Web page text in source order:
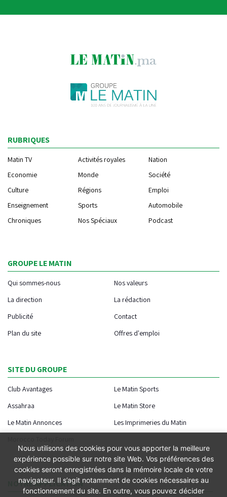
RUBRIQUES
Matin TV Activités royales
Nation
Economie
Monde
Société
Culture
Régions
Emploi
Enseignement
Sports
Automobile
Chroniques
Nos Spéciaux Podcast
GROUPE LE MATIN
Qui sommes-nous
Nos valeurs
La direction
La rédaction
Publicité
Contact
Plan du site
Offres d'emploi
SITE DU GROUPE
Club Avantages
Le Matin Sports
Assahraa
Le Matin Store
Le Matin Annonces
Les Imprimeries du Matin
NOTRE APPLICATION
Nous utilisons des cookies pour vous apporter la meilleure
expérience possible sur notre site Web. Vos préférences des
cookies seront enregistrées dans la mémoire locale de votre
navigateur. Il s’agit notamment de cookies nécessaires au
fonctionnement du site. En outre, vous pouvez décider